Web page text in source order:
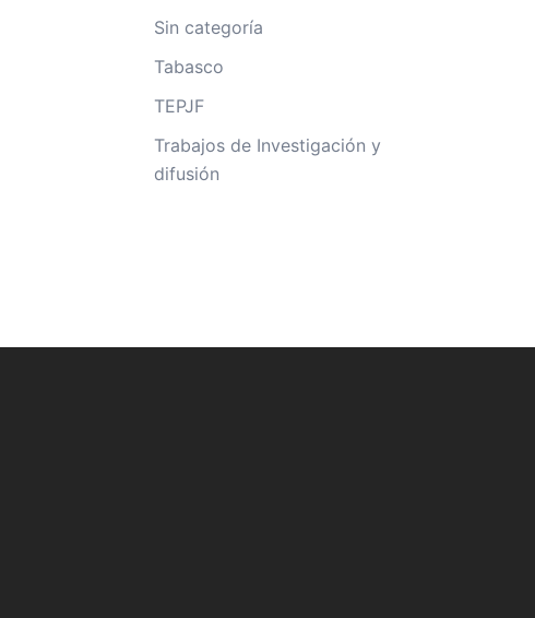
Sin categoría
Tabasco
TEPJF
Trabajos de Investigación y
difusión